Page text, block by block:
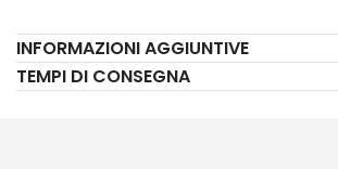
INFORMAZIONI AGGIUNTIVE
TEMPI DI CONSEGNA